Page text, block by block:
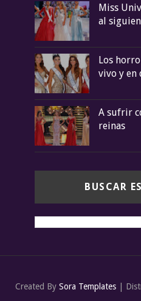
Miss
al
Los
vivo y en
A sufrir
reinas
BUSCAR
Created By Sora Templates |